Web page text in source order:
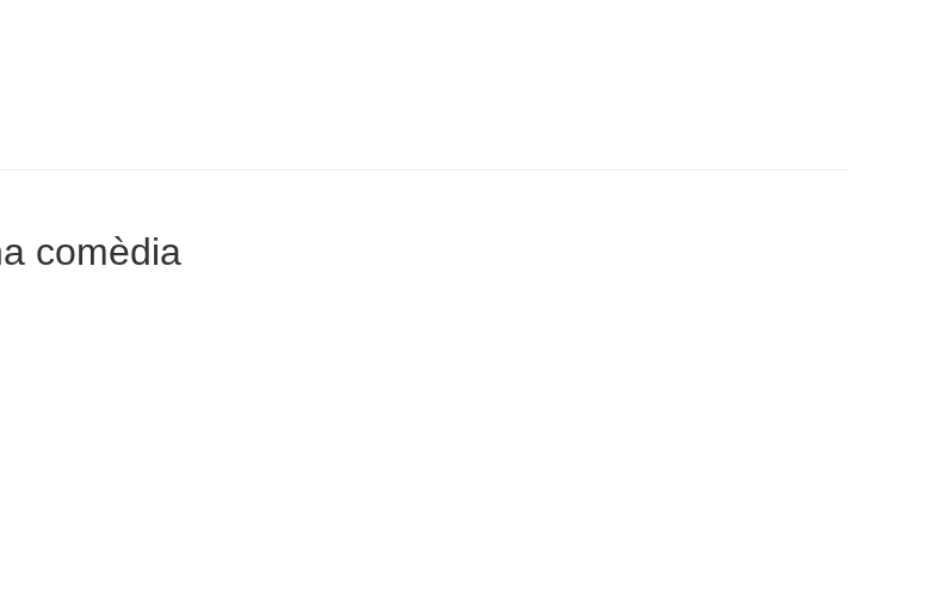
comèdia